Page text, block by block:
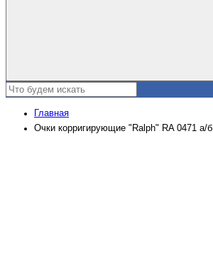
Главная
Очки корригирующие "Ralph" RA 0471 а/б